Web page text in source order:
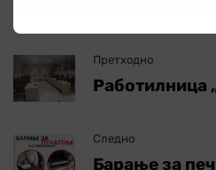
Претходно
Работилница
Следно
Барање за